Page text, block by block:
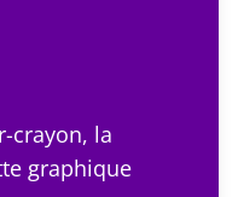
crayon, la
graphique